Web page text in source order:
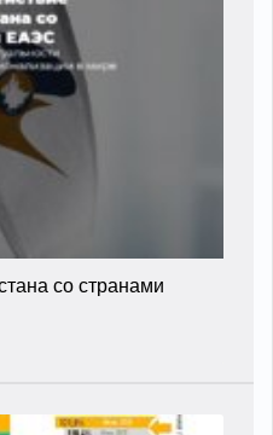
со странами